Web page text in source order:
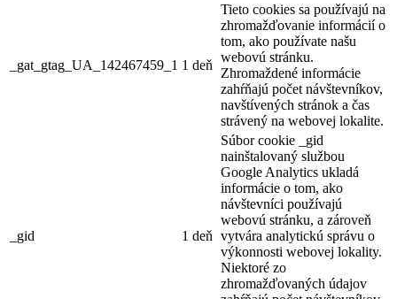
_gat_gtag_UA_142467459_1 1 deň
Tieto cookies sa používajú na
zhromažďovanie informácií o
tom, ako používate našu
webovú stránku.
Zhromaždené informácie
zahŕňajú počet návštevníkov,
navštívených stránok a čas
strávený na webovej lokalite.
_gid 1 deň
Súbor cookie _gid
nainštalovaný službou
Google Analytics ukladá
informácie o tom, ako
návštevníci používajú
webovú stránku, a zároveň
vytvára analytickú správu o
výkonnosti webovej lokality.
Niektoré zo
zhromažďovaných údajov